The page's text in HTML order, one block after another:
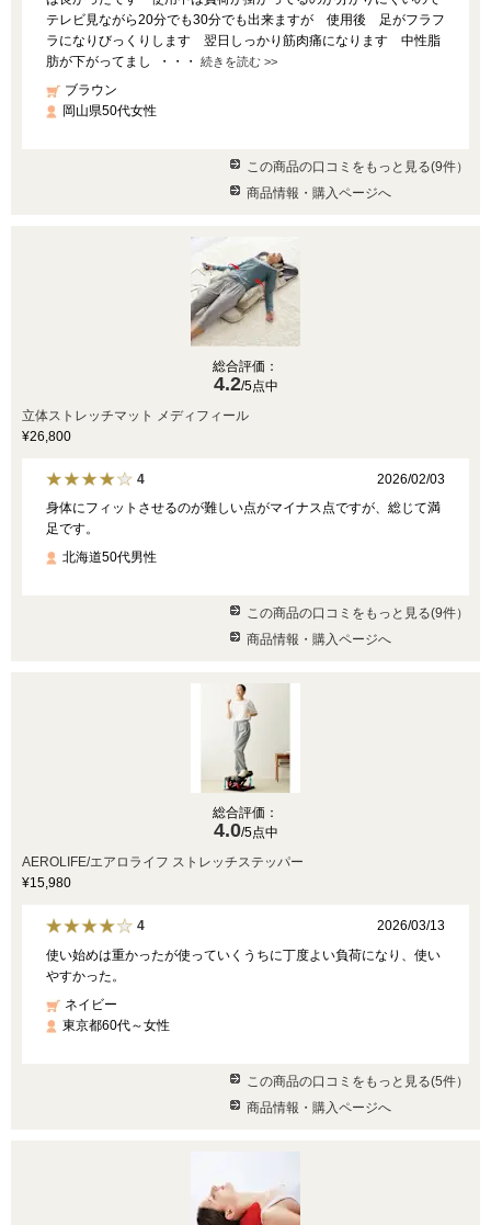
テレビ見ながら20分でも30分でも出来ますが 使用後 足がフラフ
ラになりびっくりします 翌日しっかり筋肉痛になります 中性脂
肪が下がってまし ・・・
続きを読む >>
ブラウン
岡山県50代女性
この商品の口コミをもっと見る(9件）
商品情報・購入ページへ
総合評価：
4.2/5点中
立体ストレッチマット メディフィール
¥26,800
4
2026/02/03
身体にフィットさせるのが難しい点がマイナス点ですが、総じて満
足です。
北海道50代男性
この商品の口コミをもっと見る(9件）
商品情報・購入ページへ
総合評価：
4.0/5点中
AEROLIFE/エアロライフ ストレッチステッパー
¥15,980
4
2026/03/13
使い始めは重かったが使っていくうちに丁度よい負荷になり、使い
やすかった。
ネイビー
東京都60代～女性
この商品の口コミをもっと見る(5件）
商品情報・購入ページへ